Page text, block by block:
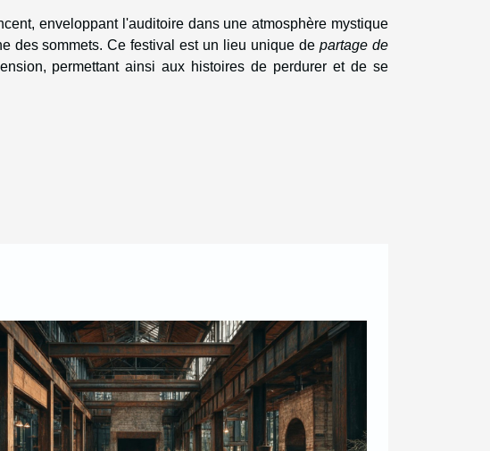
enveloppant l'auditoire dans une atmosphère mystique
des sommets. Ce festival est un lieu unique departage de
permettant ainsi aux histoires de perdurer et de se